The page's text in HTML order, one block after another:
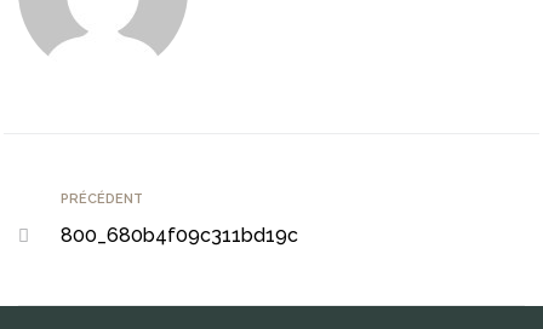
PRÉCÉDENT
800_680b4f09c311bd19c